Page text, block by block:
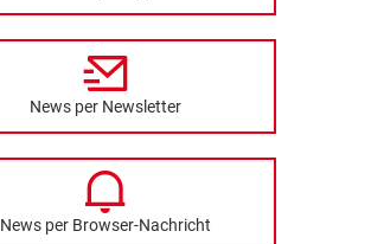
News per Newsletter
News per Browser-Nachricht